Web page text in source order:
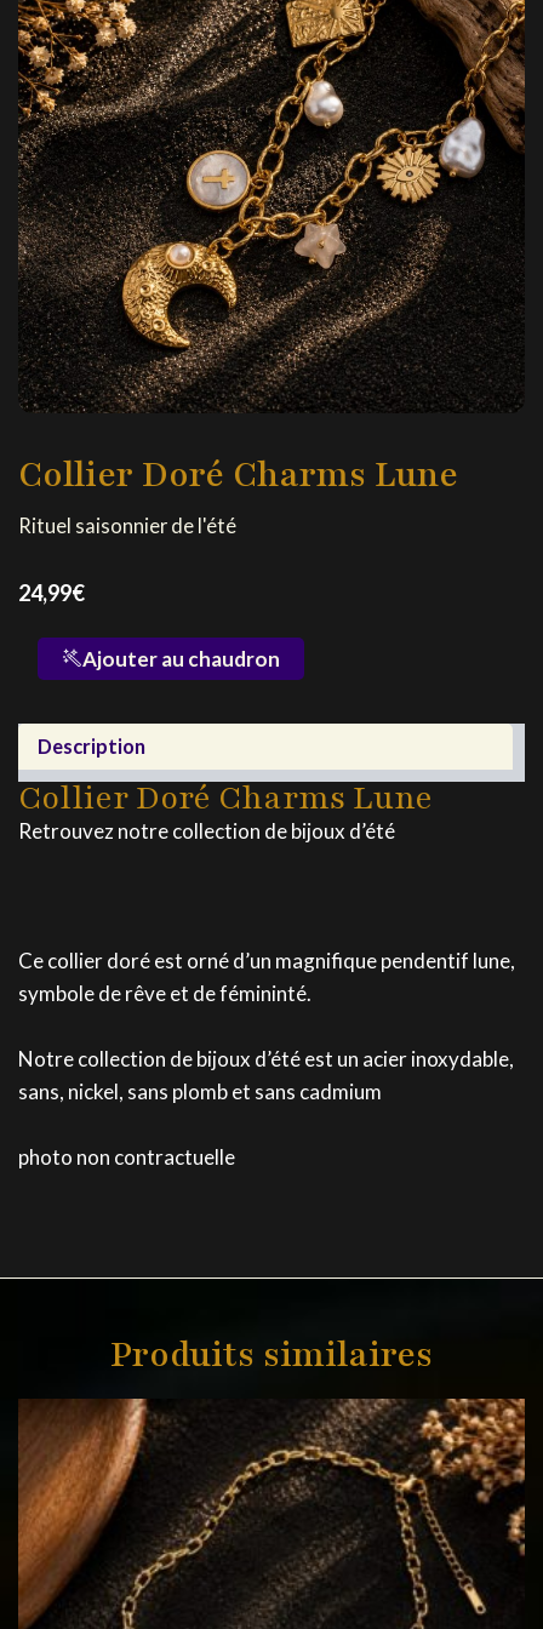
Collier Doré Charms Lune
Rituel saisonnier de l'été
24,99€
quantité
Doré
Charms
Lune
Ajouter au chaudron
Description
Collier Doré Charms Lune
Retrouvez notre collection de bijoux d’été
Ce collier doré est orné d’un magnifique pendentif lune,
symbole de rêve et de fémininté.
Notre collection de bijoux d’été est un acier inoxydable,
sans, nickel, sans plomb et sans cadmium
photo non contractuelle
Produits similaires